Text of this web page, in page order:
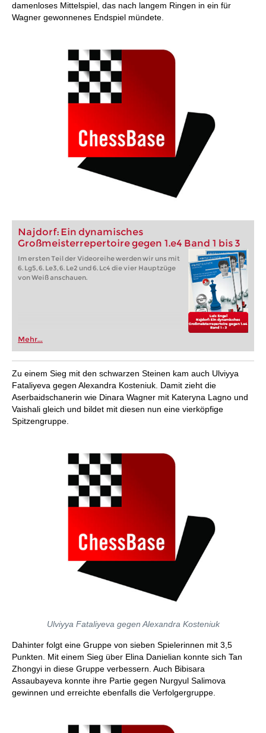
damenloses Mittelspiel, das nach langem Ringen in ein für
Wagner gewonnenes Endspiel mündete.
Najdorf: Ein dynamisches
Großmeisterrepertoire gegen 1.e4 Band 1 bis 3
Im ersten Teil der Videoreihe werden wir uns mit
6. Lg5, 6. Le3, 6. Le2 und 6. Lc4 die vier Hauptzüge
von Weiß anschauen.
Mehr...
Zu einem Sieg mit den schwarzen Steinen kam auch Ulviyya
Fataliyeva gegen Alexandra Kosteniuk. Damit zieht die
Aserbaidschanerin wie Dinara Wagner mit Kateryna Lagno und
Vaishali gleich und bildet mit diesen nun eine vierköpfige
Spitzengruppe.
Ulviyya Fataliyeva gegen Alexandra Kosteniuk
Dahinter folgt eine Gruppe von sieben Spielerinnen mit 3,5
Punkten. Mit einem Sieg über Elina Danielian konnte sich Tan
Zhongyi in diese Gruppe verbessern. Auch Bibisara
Assaubayeva konnte ihre Partie gegen Nurgyul Salimova
gewinnen und erreichte ebenfalls die Verfolgergruppe.